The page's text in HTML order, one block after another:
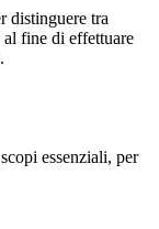
distinguere tra
fine di effettuare
essenziali, per